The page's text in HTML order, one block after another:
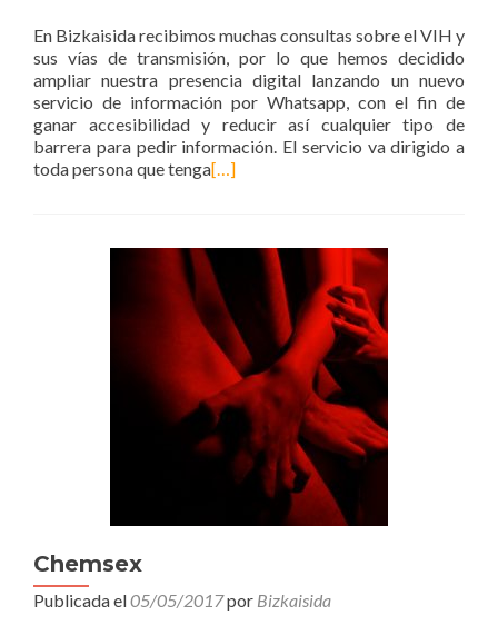
En Bizkaisida recibimos muchas consultas sobre el VIH y
sus vías de transmisión, por lo que hemos decidido
ampliar nuestra presencia digital lanzando un nuevo
servicio de información por Whatsapp, con el fin de
ganar accesibilidad y reducir así cualquier tipo de
barrera para pedir información. El servicio va dirigido a
toda persona que tenga[…]
Chemsex
Publicada el05/05/2017por Bizkaisida